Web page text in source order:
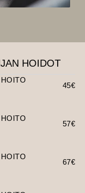
HOIDOT
45€
57€
67€